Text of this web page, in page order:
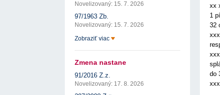
xx
1
32
do
Novelizovaný: 15. 7. 2026
97/1963 Zb.
Novelizovaný: 15. 7. 2026
Zobraziť viac
Zmena nastane
91/2016 Z.z.
Novelizovaný: 17. 8. 2026